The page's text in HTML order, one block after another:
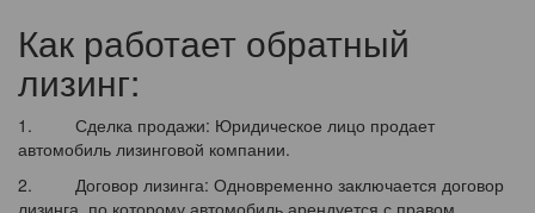
Как работает обратный
лизинг:
1. Сделка продажи: Юридическое лицо продает
автомобиль лизинговой компании.
2. Договор лизинга: Одновременно заключается договор
лизинга, по которому автомобиль арендуется с правом